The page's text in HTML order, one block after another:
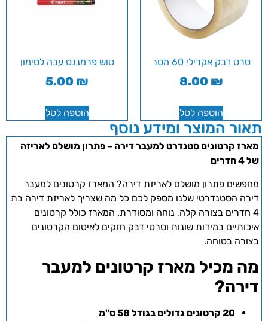
סרט דבק אקרילי 60 מטר
8.00 ₪
הוספה לסל
טוש פרמננט עבה לסימון
5.00 ₪
הוספה לסל
תאור המוצר ומידע נוסף
מארז קרטונים סטנדרט למעבר דירה – פתרון מושלם לאריזה
של 4 חדרים
מחפשים פתרון מושלם לאריזת דירה? המארז קרטונים למעבר
דירה הסטנדרטי שלנו מספק לכם כל מה שצריך לאריזת דירה בת
4 חדרים בצורה קלה, נוחה ומסודרת. המארז כולל קרטונים
איכותיים במידות שונות וסרטי דבק חזקים לאיטום הקרטונים
בצורה בטוחה.
מה מכיל מארז קרטונים למעבר
דירה?
20 קרטונים גדולים בגודל 58 ס"מ